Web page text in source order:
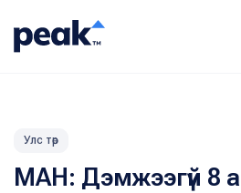
Улс төр
МАН: Дэмжээгүй 8